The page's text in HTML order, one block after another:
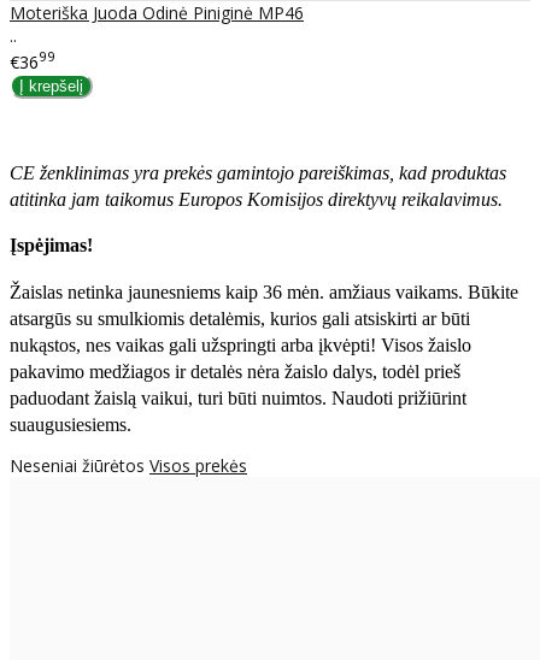
Moteriška Juoda Odinė Piniginė MP46
..
€3699
CE ženklinimas yra prekės gamintojo pareiškimas, kad produktas
atitinka jam taikomus Europos Komisijos direktyvų reikalavimus.
Įspėjimas!
Žaislas netinka jaunesniems kaip 36 mėn. amžiaus vaikams. Būkite
atsargūs su smulkiomis detalėmis, kurios gali atsiskirti ar būti
nukąstos, nes vaikas gali užspringti arba įkvėpti! Visos žaislо
pakavimo medžiagos ir detalės nėra žaislo dalys, todėl prieš
paduodant žaislą vaikui, turi būti nuimtos. Naudoti prižiūrint
suaugusiesiems.
Neseniai žiūrėtos Visos prekės